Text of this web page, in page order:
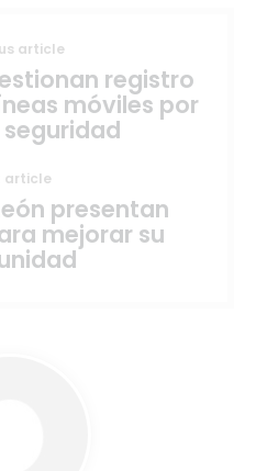
article
registro
móviles por
article
presentan
mejorar su